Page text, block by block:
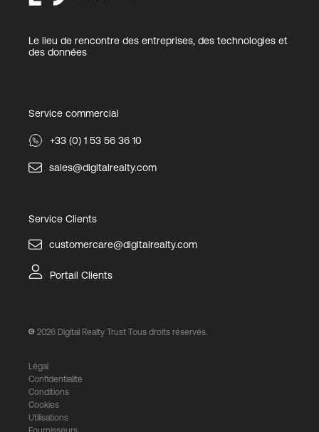
Le lieu de rencontre des entreprises, des technologies et
des données
Service commercial
+33 (0) 1 53 56 36 10
sales@digitalrealty.com
Service Clients
customercare@digitalrealty.com
Portail Clients
2026 Digital Realty Trust Tous droits réservés.
Légal
Confidentialité
Conditions
Cookies
Utilisations